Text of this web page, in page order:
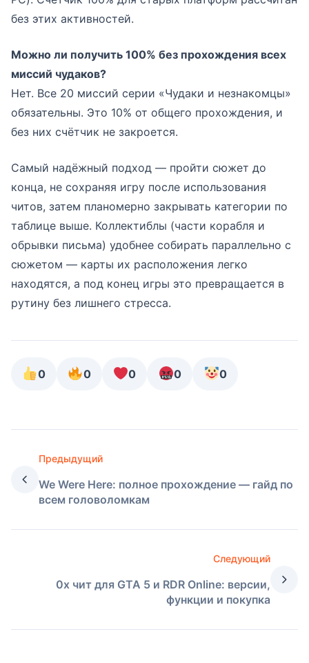
без этих активностей.
Можно ли получить 100% без прохождения всех
миссий чудаков?
Нет. Все 20 миссий серии «Чудаки и незнакомцы»
обязательны. Это 10% от общего прохождения, и
без них счётчик не закроется.
Самый надёжный подход — пройти сюжет до
конца, не сохраняя игру после использования
читов, затем планомерно закрывать категории по
таблице выше. Коллектиблы (части корабля и
обрывки письма) удобнее собирать параллельно с
сюжетом — карты их расположения легко
находятся, а под конец игры это превращается в
рутину без лишнего стресса.
0 0 0 0 0
Предыдущий
We Were Here: полное прохождение — гайд по
всем головоломкам
Следующий
0x чит для GTA 5 и RDR Online: версии,
функции и покупка